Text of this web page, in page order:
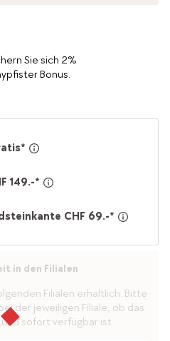
Sie sich 2%
Bonus.
149.-*
CHF 69.-*
in den Filialen
Filialen erhältlich. Bitte
der jeweiligen Filiale, ob das
sofort verfügbar ist.